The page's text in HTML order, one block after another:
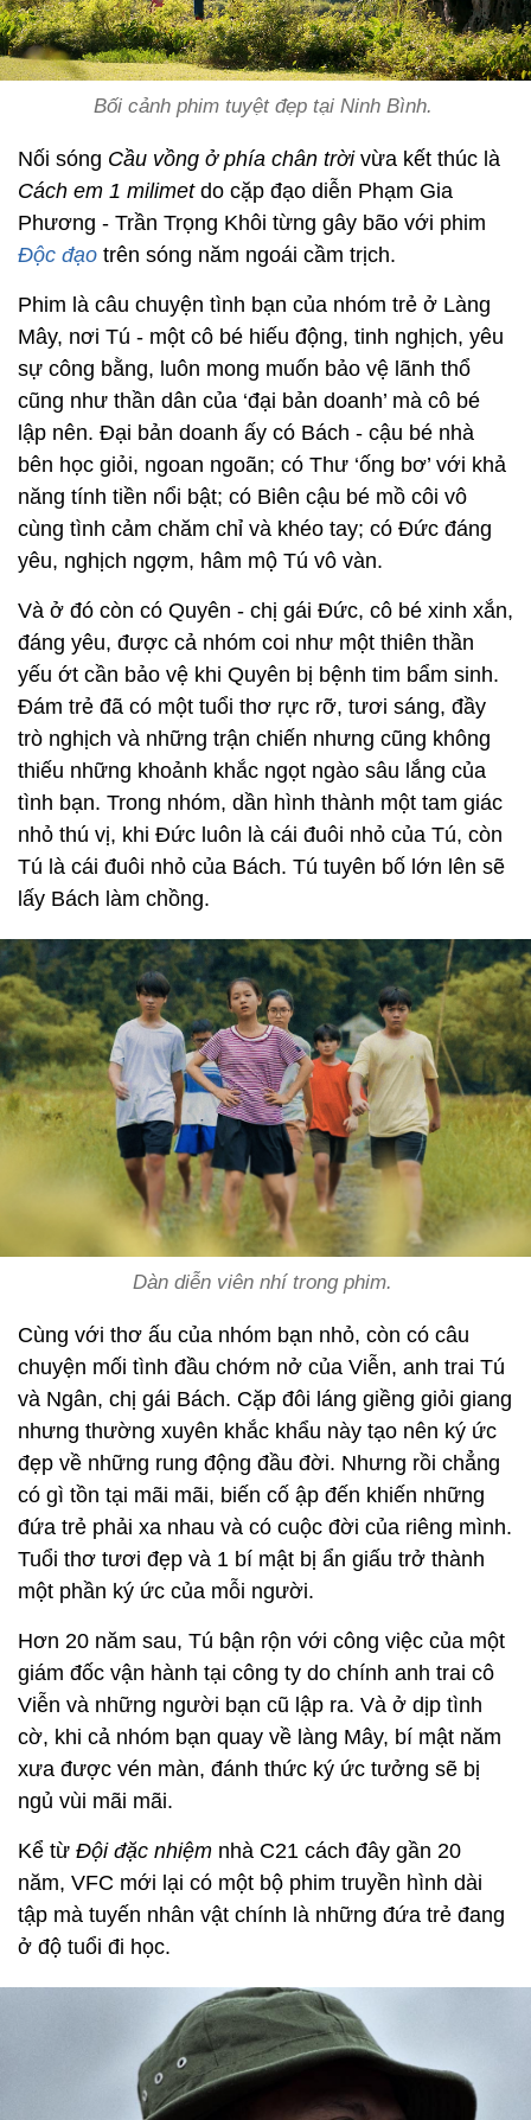
Bối cảnh phim tuyệt đẹp tại Ninh Bình.
Nối sóng Cầu vồng ở phía chân trờivừa kết thúc là
Cách em 1 milimet do cặp đạo diễn Phạm Gia
Phương - Trần Trọng Khôi từng gây bão với phim
Độc đạo trên sóng năm ngoái cầm trịch.
Phim là câu chuyện tình bạn của nhóm trẻ ở Làng
Mây, nơi Tú - một cô bé hiếu động, tinh nghịch, yêu
sự công bằng, luôn mong muốn bảo vệ lãnh thổ
cũng như thần dân của ‘đại bản doanh’ mà cô bé
lập nên. Đại bản doanh ấy có Bách - cậu bé nhà
bên học giỏi, ngoan ngoãn; có Thư ‘ống bơ’ với khả
năng tính tiền nổi bật; có Biên cậu bé mồ côi vô
cùng tình cảm chăm chỉ và khéo tay; có Đức đáng
yêu, nghịch ngợm, hâm mộ Tú vô vàn.
Và ở đó còn có Quyên - chị gái Đức, cô bé xinh xắn,
đáng yêu, được cả nhóm coi như một thiên thần
yếu ớt cần bảo vệ khi Quyên bị bệnh tim bẩm sinh.
Đám trẻ đã có một tuổi thơ rực rỡ, tươi sáng, đầy
trò nghịch và những trận chiến nhưng cũng không
thiếu những khoảnh khắc ngọt ngào sâu lắng của
tình bạn. Trong nhóm, dần hình thành một tam giác
nhỏ thú vị, khi Đức luôn là cái đuôi nhỏ của Tú, còn
Tú là cái đuôi nhỏ của Bách. Tú tuyên bố lớn lên sẽ
lấy Bách làm chồng.
Dàn diễn viên nhí trong phim.
Cùng với thơ ấu của nhóm bạn nhỏ, còn có câu
chuyện mối tình đầu chớm nở của Viễn, anh trai Tú
và Ngân, chị gái Bách. Cặp đôi láng giềng giỏi giang
nhưng thường xuyên khắc khẩu này tạo nên ký ức
đẹp về những rung động đầu đời. Nhưng rồi chẳng
có gì tồn tại mãi mãi, biến cố ập đến khiến những
đứa trẻ phải xa nhau và có cuộc đời của riêng mình.
Tuổi thơ tươi đẹp và 1 bí mật bị ẩn giấu trở thành
một phần ký ức của mỗi người.
Hơn 20 năm sau, Tú bận rộn với công việc của một
giám đốc vận hành tại công ty do chính anh trai cô
Viễn và những người bạn cũ lập ra. Và ở dịp tình
cờ, khi cả nhóm bạn quay về làng Mây, bí mật năm
xưa được vén màn, đánh thức ký ức tưởng sẽ bị
ngủ vùi mãi mãi.
Kể từ Đội đặc nhiệm nhà C21 cách đây gần 20
năm, VFC mới lại có một bộ phim truyền hình dài
tập mà tuyến nhân vật chính là những đứa trẻ đang
ở độ tuổi đi học.